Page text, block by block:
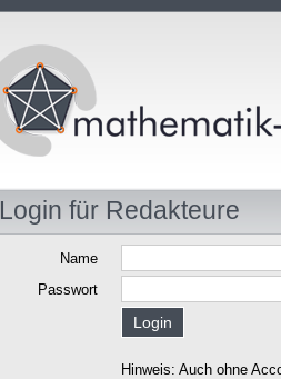
Login für Redakteure
Name
Passwort
Hinweis: Auch ohne